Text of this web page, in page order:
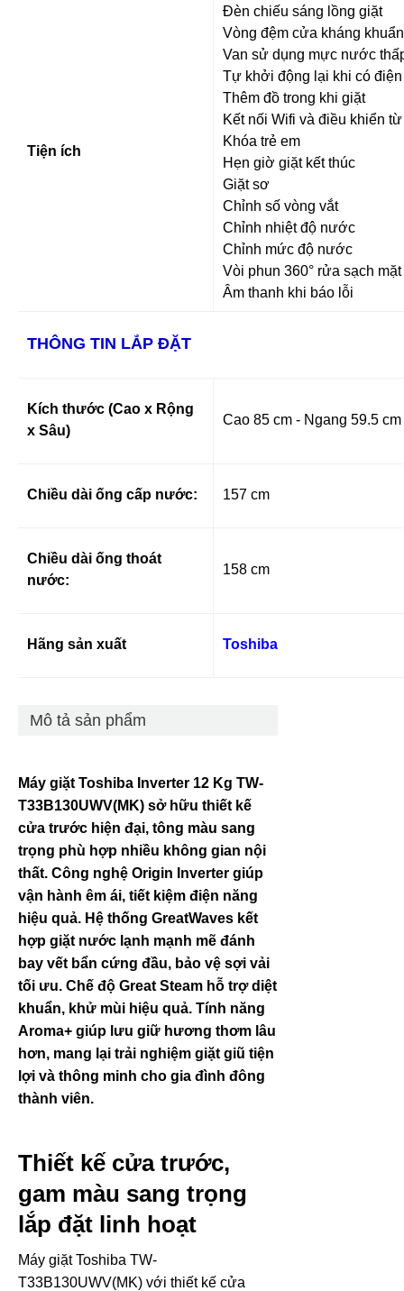
Tiện ích
Đèn chiếu sáng lồng giặt
Vòng đệm cửa kháng khuẩn
Van sử dụng mực nước
Tự khởi động lại khi có điện
Thêm đồ trong khi giặt
Kết nối Wifi và điều khiển
Khóa trẻ em
Hẹn giờ giặt kết thúc
Giặt sơ
Chỉnh số vòng vắt
Chỉnh nhiệt độ nước
Chỉnh mức độ nước
Vòi phun 360° rửa sạch
Âm thanh khi báo lỗi
THÔNG TIN LẮP ĐẶT
Kích thước (Cao x Rộng
x Sâu)
Cao 85 cm - Ngang 59.5
Chiều dài ống cấp nước: 157 cm
Chiều dài ống thoát
nước:
158 cm
Hãng sản xuất Toshiba
Mô tả sản phẩm
Máy giặt Toshiba Inverter 12 Kg TW-
T33B130UWV(MK) sở hữu thiết kế
cửa trước hiện đại, tông màu sang
trọng phù hợp nhiều không gian nội
thất. Công nghệ Origin Inverter giúp
vận hành êm ái, tiết kiệm điện năng
hiệu quả. Hệ thống GreatWaves kết
hợp giặt nước lạnh mạnh mẽ đánh
bay vết bẩn cứng đầu, bảo vệ sợi vải
tối ưu. Chế độ Great Steam hỗ trợ diệt
khuẩn, khử mùi hiệu quả. Tính năng
Aroma+ giúp lưu giữ hương thơm lâu
hơn, mang lại trải nghiệm giặt giũ tiện
lợi và thông minh cho gia đình đông
thành viên.
Thiết kế cửa trước,
gam màu sang trọng
lắp đặt linh hoạt
Máy giặt Toshiba TW-
T33B130UWV(MK) với thiết kế cửa